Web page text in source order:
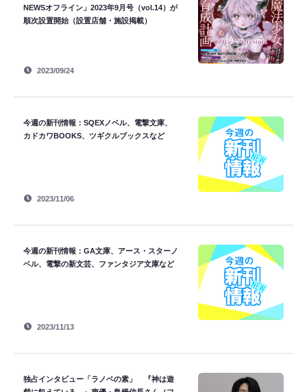
NEWSオフライン」2023年9月号（vol.14）が
順次設置開始（設置店舗・施設掲載）
2023/09/24
今週の新刊情報：SQEXノベル、電撃文庫、
カドカワBOOKS、ツギクルブックスなど
2023/11/06
今週の新刊情報：GA文庫、アース・スターノ
ベル、電撃の新文芸、ファンタジア文庫など
2023/11/13
独占インタビュー「ラノベの素」 『神は遊